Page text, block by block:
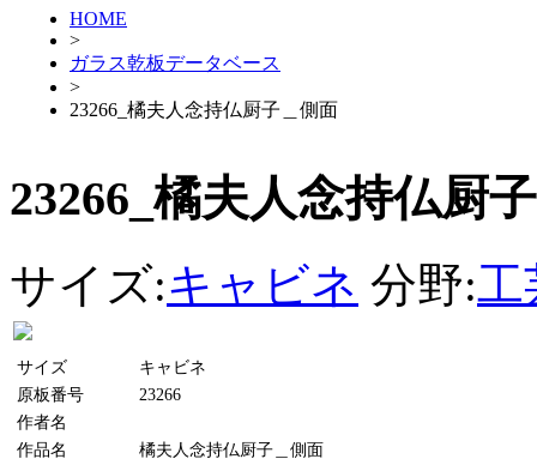
HOME
>
ガラス乾板データベース
>
23266_橘夫人念持仏厨子＿側面
23266_橘夫人念持仏厨
サイズ:キャビネ 分野:工
サイズ
キャビネ
原板番号
23266
作者名
作品名
橘夫人念持仏厨子＿側面